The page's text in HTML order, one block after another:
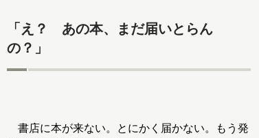
「え？ あの本、まだ届いとらん
の？」
書店に本が来ない。とにかく届かない。もう発